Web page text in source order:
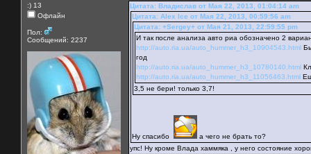
:) 13
Офлайн
Пол:
Сообщений: 2237
Цитата: Владислав от Мая 22, 2013, 01:04:14 am
Цитата: Alex Ice от Мая 22, 2013, 00:59:56 am
Цитата: +Sergey+ от Мая 21, 2013, 22:59:55 pm
И так после анализа авто риа обозначено 2
http://auto.ria.ua/auto_hummer_h3_10904543.html
год
http://auto.ria.ua/auto_hummer_h3_10780140.html
http://auto.ria.ua/auto_hummer_h3_11056463.html
3,5 не бери! только 3,7!
Ну спасибо
а чего не брать то?
упс! Ну кроме Влада хаммяка , у него состояние